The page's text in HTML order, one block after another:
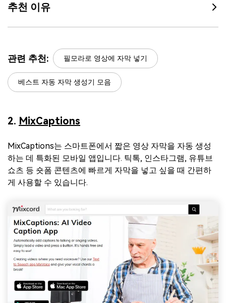
추천 이유
관련 추천: 필모라로 영상에 자막 넣기
베스트 자동 자막 생성기 모음
2. MixCaptions
MixCaptions는 스마트폰에서 짧은 영상 자막을 자동 생성
하는 데 특화된 모바일 앱입니다. 틱톡, 인스타그램, 유튜브
쇼츠 등 숏폼 콘텐츠에 빠르게 자막을 넣고 싶을 때 간편하
게 사용할 수 있습니다.